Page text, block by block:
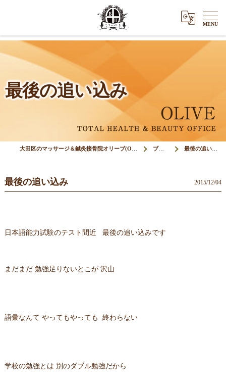
最後の追い込み
ブログ 最後の追い込み
最後の追い込み 2015/12/04
日本語能力試験のテスト間近 最後の追い込みです
まだまだ 勉強足りないとこが 沢山
語彙なんて やってもやっても 終わらない
学校の勉強とは 別のダブル勉強だから